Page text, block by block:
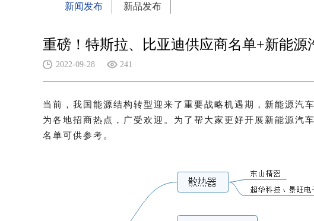
新闻发布 新品发布
重磅！特斯拉、比亚迪供应商名单+新能源
2022-09-28 241
当前，我国能源结构转型迎来了重要战略机遇期，新能源汽
为各地招商热点， 广受欢迎。为了帮大家更好开展新能源汽
名单可供参考。